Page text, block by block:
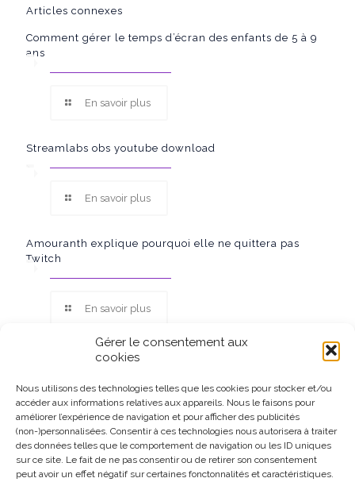
Gérer le consentement aux
cookies
Nous utilisons des technologies telles que les cookies pour stocker et/ou
accéder aux informations relatives aux appareils. Nous le faisons pour
améliorer l’expérience de navigation et pour afficher des publicités
(non-)personnalisées. Consentir à ces technologies nous autorisera à traiter
des données telles que le comportement de navigation ou les ID uniques
sur ce site. Le fait de ne pas consentir ou de retirer son consentement
peut avoir un effet négatif sur certaines fonctonnalités et caractéristiques.
Articles connexes
Comment gérer le temps d’écran des enfants de 5 à 9
ans
En savoir plus
Streamlabs obs youtube download
En savoir plus
Amouranth explique pourquoi elle ne quittera pas
Twitch
En savoir plus
Ce site participe au Programme Partenaires d’Amazon EU, un
programme d’affiliation conçu pour permettre à des sites de
percevoir une rémunération grâce à la création de liens vers
Amazon.fr.